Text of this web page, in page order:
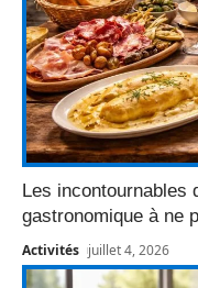
Les incontournables
gastronomique à ne
Activités juillet 4, 2026